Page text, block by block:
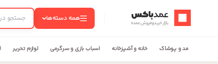
عمدباکس — بازگشت به صفحه اصلی همه دسته‌ها
مد و پوشاک خانه و آشپزخانه اسباب بازی و سرگرمی لوازم تحریر